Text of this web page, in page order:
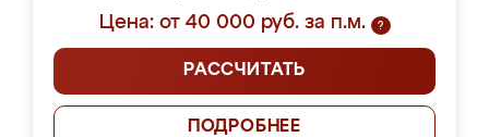
Цена: от 40 000 руб. за п.м.
?
РАССЧИТАТЬ
ПОДРОБНЕЕ